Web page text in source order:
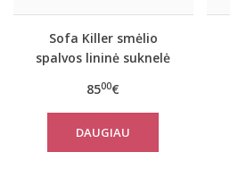
Sofa Killer smėlio
spalvos lininė suknelė
8500€
DAUGIAU